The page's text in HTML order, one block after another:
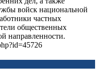
войск национальной
частных
общественных
направленности.